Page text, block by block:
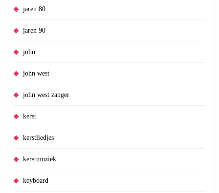
jaren 80
jaren 90
john
john west
john west zanger
kerst
kerstliedjes
kerstmuziek
keyboard